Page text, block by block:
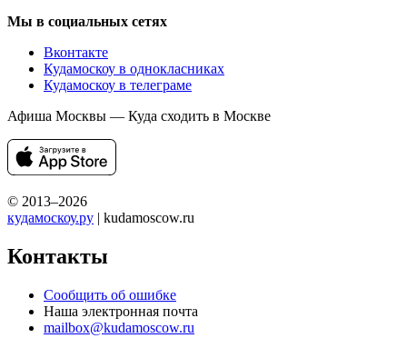
Мы в социальных сетях
Вконтакте
Кудамоскоу в однокласниках
Кудамоскоу в телеграме
Афиша Москвы — Куда сходить в Москве
© 2013–2026
кудамоскоу.ру | kudamoscow.ru
Контакты
Сообщить об ошибке
Наша электронная почта
mailbox@kudamoscow.ru